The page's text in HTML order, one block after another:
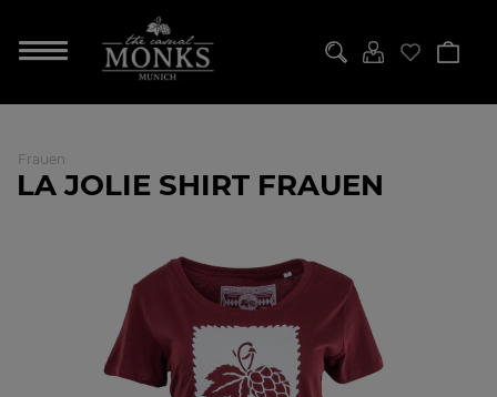
Frauen
LA JOLIE SHIRT FRAUEN